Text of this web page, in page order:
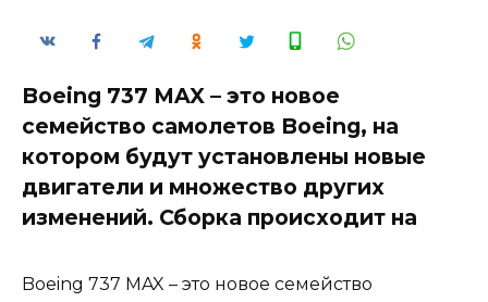
Boeing 737 MAX – это новое
семейство самолетов Boeing, на
котором будут установлены новые
двигатели и множество других
изменений. Сборка происходит на
Boeing 737 MAX – это новое семейство